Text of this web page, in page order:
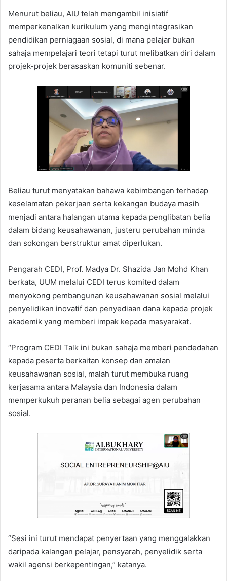
Menurut beliau, AIU telah mengambil inisiatif
memperkenalkan kurikulum yang mengintegrasikan
pendidikan perniagaan sosial, di mana pelajar bukan
sahaja mempelajari teori tetapi turut melibatkan diri dalam
projek-projek berasaskan komuniti sebenar.
Beliau turut menyatakan bahawa kebimbangan terhadap
keselamatan pekerjaan serta kekangan budaya masih
menjadi antara halangan utama kepada penglibatan belia
dalam bidang keusahawanan, justeru perubahan minda
dan sokongan berstruktur amat diperlukan.
Pengarah CEDI, Prof. Madya Dr. Shazida Jan Mohd Khan
berkata, UUM melalui CEDI terus komited dalam
menyokong pembangunan keusahawanan sosial melalui
penyelidikan inovatif dan penyediaan dana kepada projek
akademik yang memberi impak kepada masyarakat.
“Program CEDI Talk ini bukan sahaja memberi pendedahan
kepada peserta berkaitan konsep dan amalan
keusahawanan sosial, malah turut membuka ruang
kerjasama antara Malaysia dan Indonesia dalam
memperkukuh peranan belia sebagai agen perubahan
sosial.
“Sesi ini turut mendapat penyertaan yang menggalakkan
daripada kalangan pelajar, pensyarah, penyelidik serta
wakil agensi berkepentingan,” katanya.